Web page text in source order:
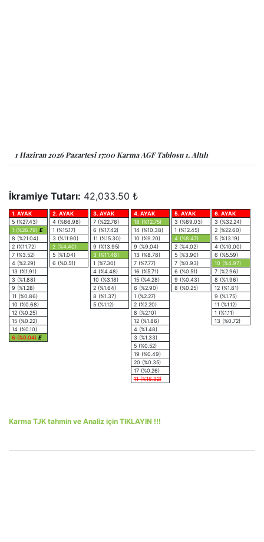
1 Haziran 2026 Pazartesi 17:00 Karma AGF Tablosu 1. Altılı
İkramiye Tutarı: 42,033.50 ₺
1. AYAK
5 (%27.43)
1 (%26.79) E
8 (%21.04)
2 (%11.72)
7 (%3.52)
4 (%2.29)
13 (%1.91)
3 (%1.88)
9 (%1.28)
11 (%0.86)
10 (%0.68)
12 (%0.25)
15 (%0.22)
14 (%0.10)
6 (%0.04) E
2. AYAK
4 (%66.98)
1 (%15.17)
3 (%11.90)
2 (%4.40)
5 (%1.04)
6 (%0.51)
3. AYAK
7 (%22.76)
6 (%17.42)
11 (%15.30)
9 (%13.95)
3 (%11.48)
1 (%7.30)
4 (%4.48)
10 (%3.18)
2 (%1.64)
8 (%1.37)
5 (%1.12)
4. AYAK
18 (%12.75)
14 (%10.38)
10 (%9.20)
9 (%9.04)
13 (%8.78)
7 (%7.77)
16 (%5.71)
15 (%4.28)
6 (%2.90)
1 (%2.27)
2 (%2.20)
8 (%2.10)
12 (%1.86)
4 (%1.48)
3 (%1.33)
5 (%0.52)
19 (%0.49)
20 (%0.35)
17 (%0.26)
11 (%16.32)
5. AYAK
3 (%69.03)
1 (%12.45)
4 (%8.47)
2 (%4.02)
5 (%3.90)
7 (%0.93)
6 (%0.51)
9 (%0.43)
8 (%0.25)
6. AYAK
3 (%32.24)
2 (%22.60)
5 (%13.19)
4 (%10.00)
6 (%5.59)
10 (%4.97)
7 (%2.96)
8 (%1.96)
12 (%1.81)
9 (%1.75)
11 (%1.12)
1 (%1.11)
13 (%0.72)
Karma TJK tahmin ve Analiz için TIKLAYIN !!!